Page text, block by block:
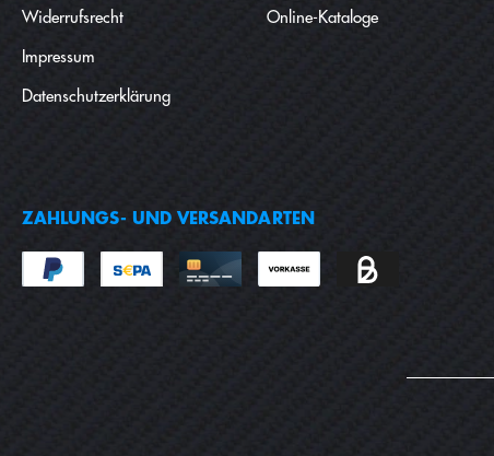
Widerrufsrecht
Impressum
Datenschutzerklärung
Online-Kataloge
ZAHLUNGS- UND VERSANDARTEN